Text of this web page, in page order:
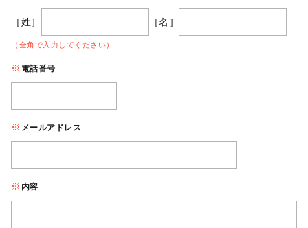
［姓］ ［名］
（全角で入力してください）
電話番号
メールアドレス
内容